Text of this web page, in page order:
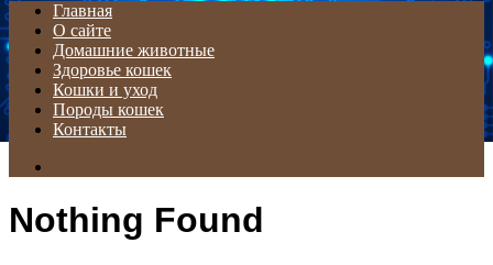
Главная
О сайте
Домашние животные
Здоровье кошек
Кошки и уход
Породы кошек
Контакты
Nothing Found